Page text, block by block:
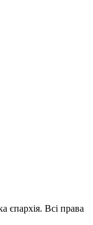
єпархія. Всі права